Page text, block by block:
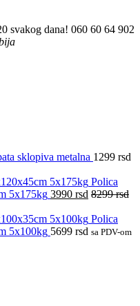
svakog dana! 060 60 64 902
sklopiva metalna 1299 rsd
Polica
5x175kg 3990 rsd 8299rsd
Polica
5x100kg 5699 rsd sa PDV-om